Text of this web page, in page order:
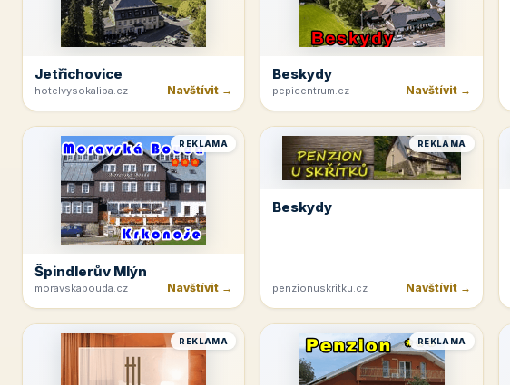
Jetřichovice
hotelvysokalipa.cz Navštívit →
Beskydy
pepicentrum.cz Navštívit →
REKLAMA
Špindlerův Mlýn
moravskabouda.cz Navštívit →
REKLAMA
Beskydy
penzionuskritku.cz Navštívit →
REKLAMA REKLAMA